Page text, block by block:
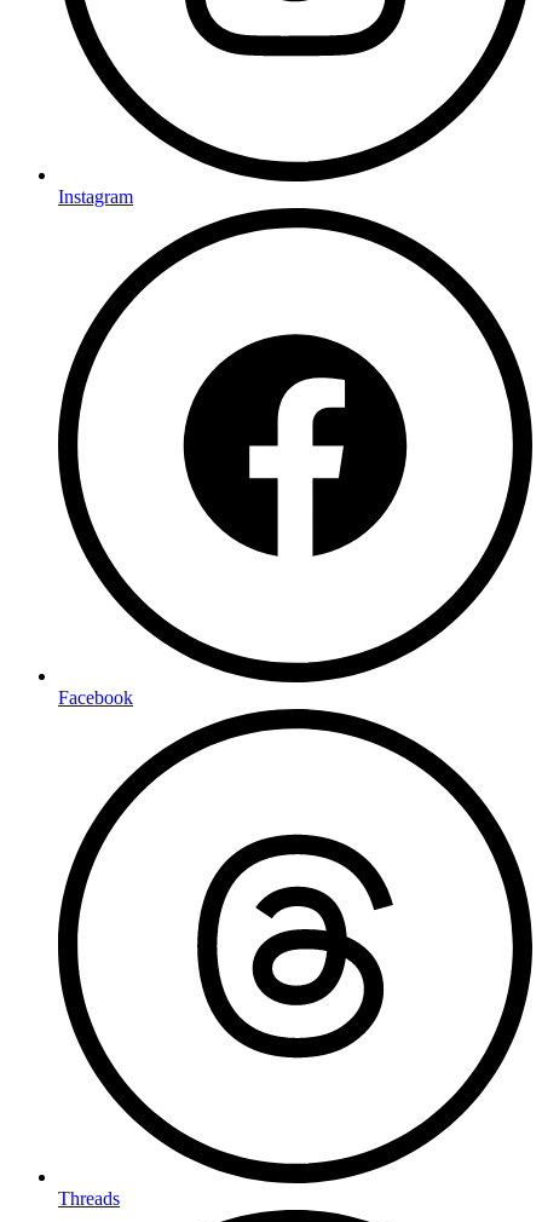
Instagram
Facebook
Threads